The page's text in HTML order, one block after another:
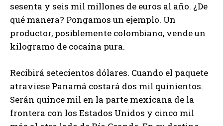
sesenta y seis mil millones de euros al año. ¿De
qué manera? Pongamos un ejemplo. Un
productor, posiblemente colombiano, vende un
kilogramo de cocaína pura.
Recibirá setecientos dólares. Cuando el paquete
atraviese Panamá costará dos mil quinientos.
Serán quince mil en la parte mexicana de la
frontera con los Estados Unidos y cinco mil